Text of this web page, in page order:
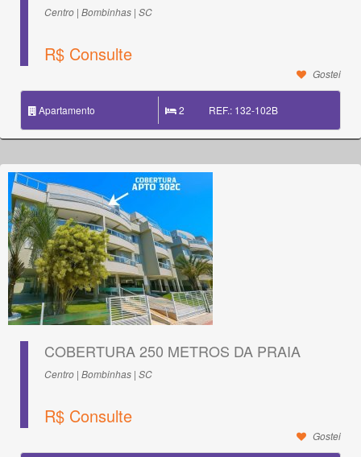
Centro | Bombinhas | SC
R$ Consulte
Gostei
Apartamento 2 REF.: 132-102B
COBERTURA 250 METROS DA PRAIA
Centro | Bombinhas | SC
R$ Consulte
Gostei